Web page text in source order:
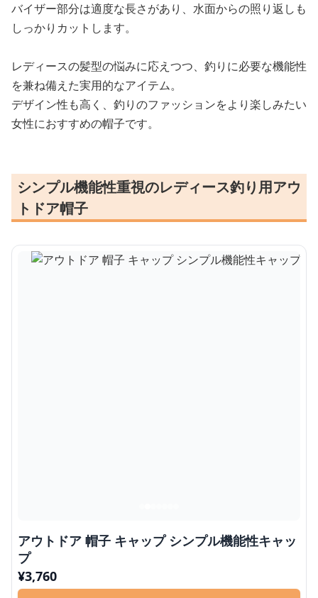
バイザー部分は適度な長さがあり、水面からの照り返しも
しっかりカットします。
レディースの髪型の悩みに応えつつ、釣りに必要な機能性
を兼ね備えた実用的なアイテム。
デザイン性も高く、釣りのファッションをより楽しみたい
女性におすすめの帽子です。
シンプル機能性重視のレディース釣り用アウ
トドア帽子
アウトドア 帽子 キャップ シンプル機能性キャッ
プ
¥3,760